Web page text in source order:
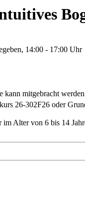
14:00 - 17:00 Uhr
kann mitgebracht
26-302F26 oder
Alter von 6 bis 14